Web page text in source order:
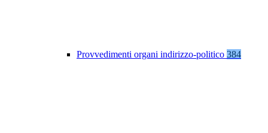
Provvedimenti organi indirizzo-politico 384